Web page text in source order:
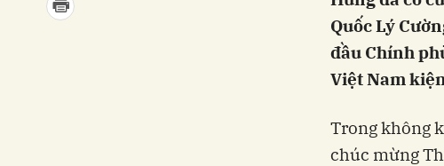
Quốc Lý
đầu Chính
Việt Nam
Trong không
chúc mừng